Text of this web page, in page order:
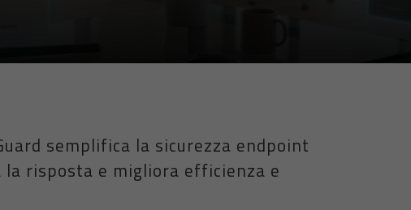
semplifica la sicurezza endpoint
risposta e migliora efficienza e